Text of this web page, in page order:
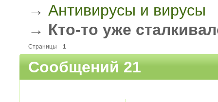
→Антивирусы и вирусы
→ Кто-то уже
Страницы 1
Сообщений 21